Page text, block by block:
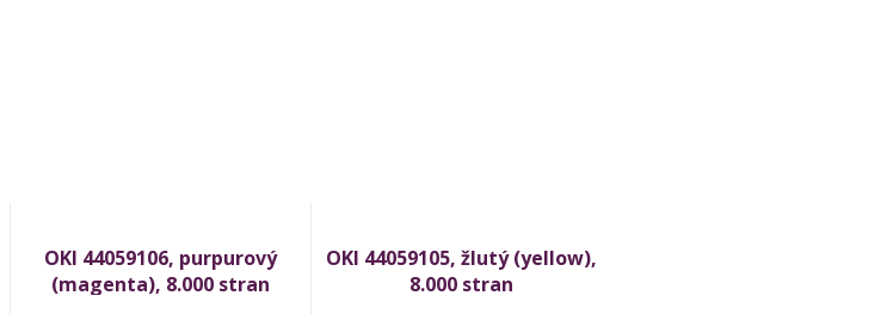
OKI 44059106, purpurový
(magenta), 8.000 stran
OKI 44059105, žlutý (yellow),
8.000 stran